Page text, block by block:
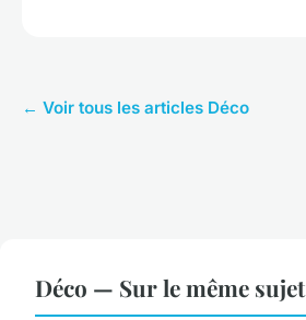
← Voir tous les articles Déco
Déco — Sur le même sujet